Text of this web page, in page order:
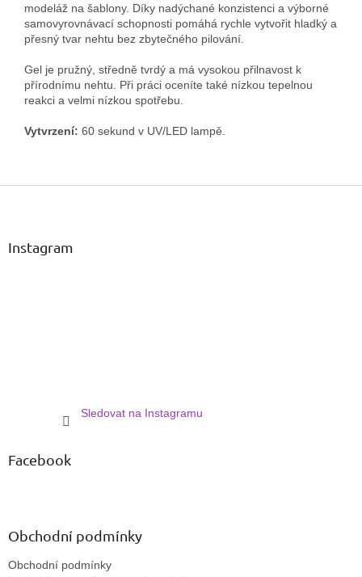
modeláž na šablony. Díky nadýchané konzistenci a výborné
samovyrovnávací schopnosti pomáhá rychle vytvořit hladký a
přesný tvar nehtu bez zbytečného pilování.
Gel je pružný, středně tvrdý a má vysokou přilnavost k
přírodnímu nehtu. Při práci oceníte také nízkou tepelnou
reakci a velmi nízkou spotřebu.
Vytvrzení: 60 sekund v UV/LED lampě.
Z
Instagram
Sledovat na Instagramu
Facebook
Obchodní podmínky
Obchodní podmínky